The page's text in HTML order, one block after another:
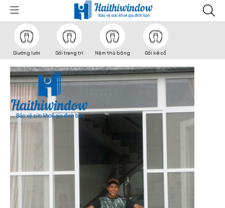
Giường lười Gối trang trí Nệm thú bông Gối kê cổ